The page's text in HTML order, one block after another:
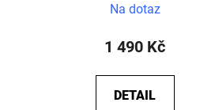
Na dotaz
1 490 Kč
DETAIL